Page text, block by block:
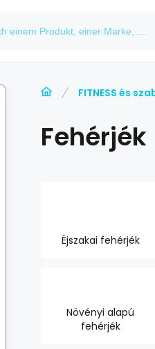
FITNESS és
Fehérjék
Éjszakai fehérjék
Növényi alapú
fehérjék